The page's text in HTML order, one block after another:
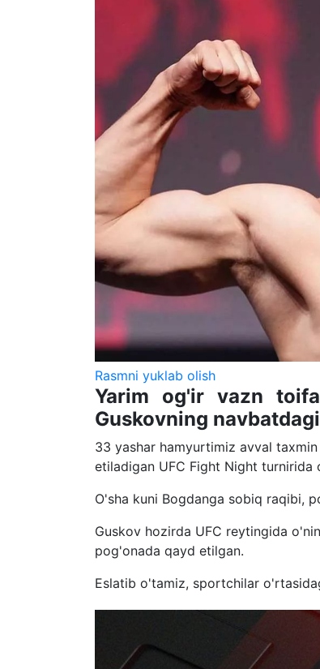
Rasmni yuklab olish
Yarim og'ir vazn
Guskovning
33 yashar hamyurtimiz avval
etiladigan UFC Fight Night
O'sha kuni Bogdanga sobiq raqibi,
Guskov hozirda UFC reytingida
pog'onada qayd etilgan.
Eslatib o'tamiz, sportchilar